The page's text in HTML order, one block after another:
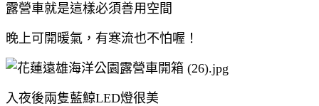
露營車就是這樣必須善用空間
晚上可開暖氣，有寒流也不怕喔！
入夜後兩隻藍鯨LED燈很美